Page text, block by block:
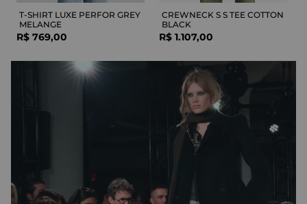
T-SHIRT LUXE PERFOR GREY
MELANGE
R$ 769,00
CREWNECK S S TEE COTTON
BLACK
R$ 1.107,00